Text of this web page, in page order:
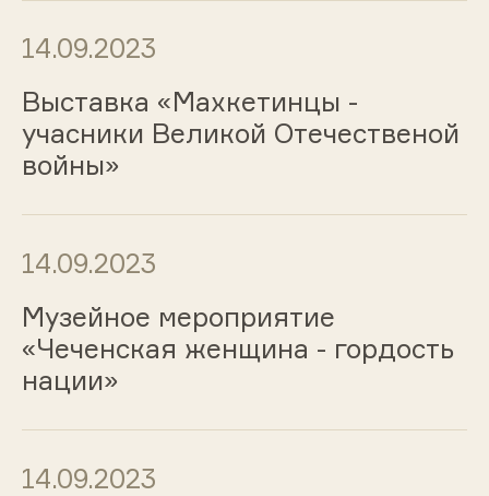
14.09.2023
Выставка «Махкетинцы -
учасники Великой Отечественой
войны»
14.09.2023
Музейное мероприятие
«Чеченская женщина - гордость
нации»
14.09.2023